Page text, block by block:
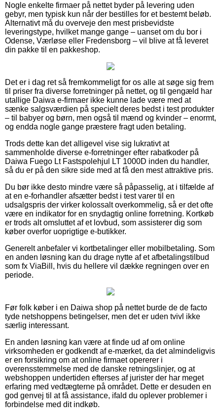
Nogle enkelte firmaer på nettet byder på levering uden
gebyr, men typisk kun når der bestilles for et bestemt beløb.
Alternativt må du overveje den mest prisbevidste
leveringstype, hvilket mange gange – uanset om du bor i
Odense, Værløse eller Fredensborg – vil blive at få leveret
din pakke til en pakkeshop.
Det er i dag ret så fremkommeligt for os alle at søge sig frem
til priser fra diverse forretninger på nettet, og til gengæld har
utallige Daiwa e-firmaer ikke kunne lade være med at
sænke salgsværdien på specielt deres bedst i test produkter
– til babyer og børn, men også til mænd og kvinder – enormt,
og endda nogle gange præstere fragt uden betaling.
Trods dette kan det alligevel vise sig lukrativt at
sammenholde diverse e-forretninger efter rabatkoder på
Daiwa Fuego Lt Fastspolehjul LT 1000D inden du handler,
så du er på den sikre side med at få den mest attraktive pris.
Du bør ikke desto mindre være så påpasselig, at i tilfælde af
at en e-forhandler afsætter bedst i test varer til en
udsalgspris der virker kolossalt overkommelig, så er det ofte
være en indikator for en snydagtig online forretning. Kortkøb
er trods alt omsluttet af et lovbud, som assisterer dig som
køber overfor uoprigtige e-butikker.
Generelt anbefaler vi kortbetalinger eller mobilbetaling. Som
en anden løsning kan du drage nytte af et afbetalingstilbud
som fx ViaBill, hvis du hellere vil dække regningen over en
periode.
Før folk køber i en Daiwa shop på nettet burde de de facto
tyde netshoppens betingelser, men det er uden tvivl ikke
særlig interessant.
En anden løsning kan være at finde ud af om online
virksomheden er godkendt af e-mærket, da det almindeligvis
er en forsikring om at online firmaet opererer i
overensstemmelse med de danske retningslinjer, og at
webshoppen undertiden efterses af jurister der har meget
erfaring med vedtægterne på området. Dette er desuden en
god genvej til at få assistance, ifald du oplever problemer i
forbindelse med dit indkøb.